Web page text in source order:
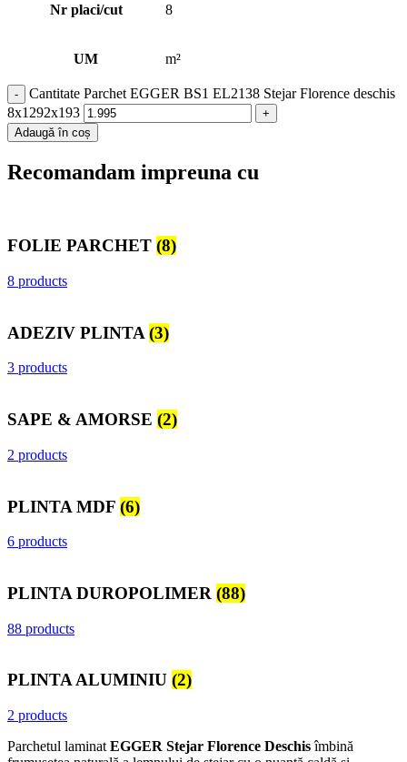
Nr placi/cut 8
UM m²
Cantitate Parchet EGGER BS1 EL2138 Stejar Florence deschis
8x1292x193
Adaugă în coș
Recomandam impreuna cu
FOLIE PARCHET (8)
8 products
ADEZIV PLINTA (3)
3 products
SAPE & AMORSE (2)
2 products
PLINTA MDF (6)
6 products
PLINTA DUROPOLIMER (88)
88 products
PLINTA ALUMINIU (2)
2 products
Parchetul laminat EGGER Stejar Florence Deschisîmbină